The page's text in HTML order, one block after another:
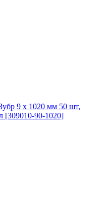
9 x 1020 мм 50 шт,
[309010-90-1020]